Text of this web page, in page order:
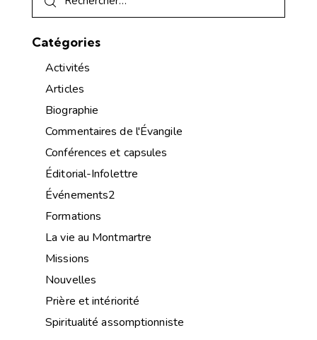
Catégories
Activités
Articles
Biographie
Commentaires de l'Évangile
Conférences et capsules
Éditorial-Infolettre
Événements2
Formations
La vie au Montmartre
Missions
Nouvelles
Prière et intériorité
Spiritualité assomptionniste